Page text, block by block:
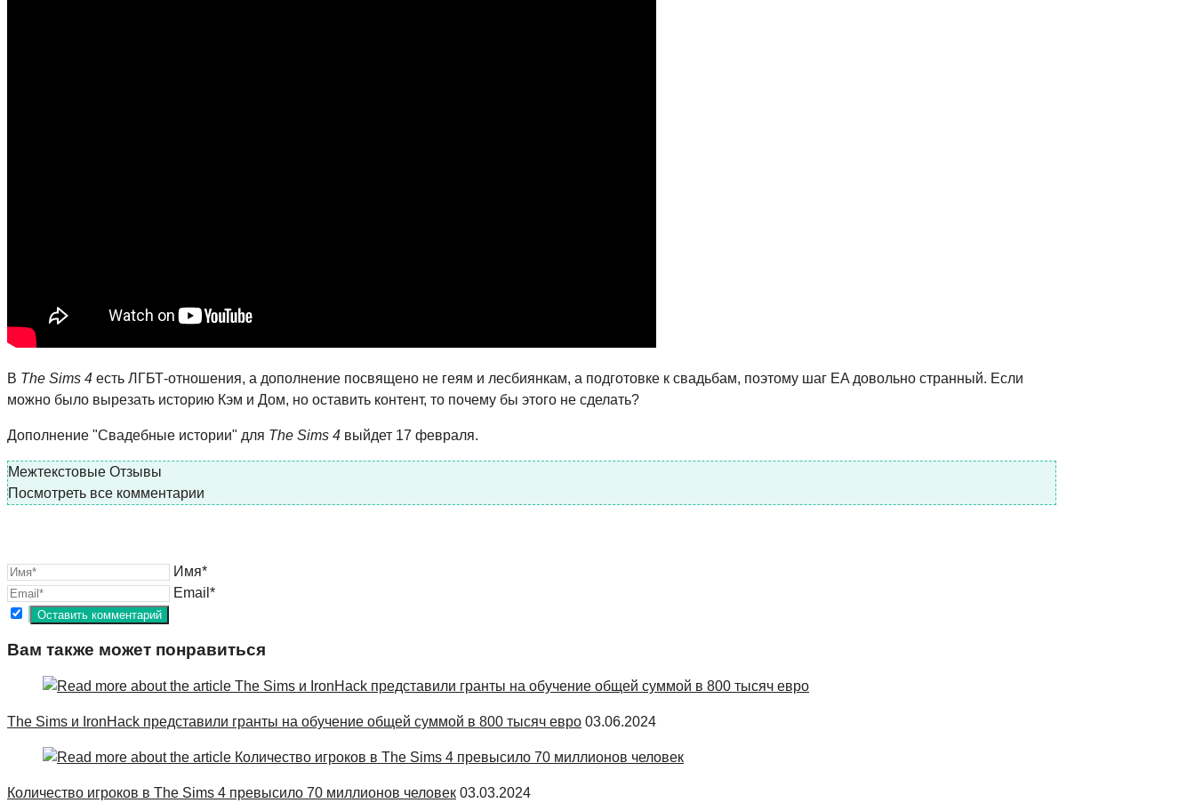
В The Sims 4 есть ЛГБТ-отношения, а дополнение посвящено не геям и лесбиянкам, а подготовке к свадьбам, поэтому шаг EA довольно странный. Если
можно было вырезать историю Кэм и Дом, но оставить контент, то почему бы этого не сделать?
Дополнение "Свадебные истории" для The Sims 4 выйдет 17 февраля.
Межтекстовые Отзывы
Посмотреть все комментарии
Имя*
Email*
Вам также может понравиться
The Sims и IronHack представили гранты на обучение общей суммой в 800 тысяч евро 03.06.2024
Количество игроков в The Sims 4 превысило 70 миллионов человек 03.03.2024